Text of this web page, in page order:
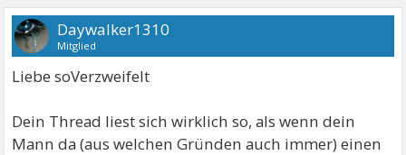
Daywalker1310
Mitglied
Liebe soVerzweifelt
Dein Thread liest sich wirklich so, als wenn dein
Mann da (aus welchen Gründen auch immer) einen